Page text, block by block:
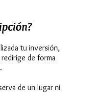
tu inversión,
de forma
.
de un lugar ni